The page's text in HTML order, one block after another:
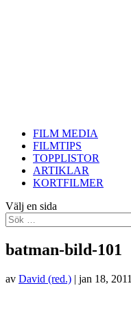
FILM MEDIA
FILMTIPS
TOPPLISTOR
ARTIKLAR
KORTFILMER
Välj en sida
batman-bild-101
av David (red.) | jan 18, 2011